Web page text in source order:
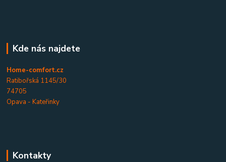
Kde nás najdete
Home-comfort.cz
Ratibořská 1145/30
74705
Opava - Kateřinky
Kontakty